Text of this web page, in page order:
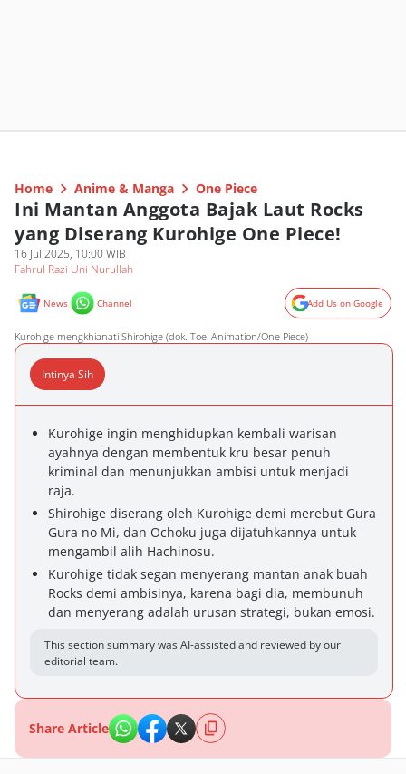
Home Anime & Manga One Piece
Ini Mantan Anggota Bajak Laut Rocks
yang Diserang Kurohige One Piece!
16 Jul 2025, 10:00 WIB
Fahrul Razi Uni Nurullah
News Channel Add Us on Google
Kurohige mengkhianati Shirohige (dok. Toei Animation/One Piece)
Intinya Sih
Kurohige ingin menghidupkan kembali warisan
ayahnya dengan membentuk kru besar penuh
kriminal dan menunjukkan ambisi untuk menjadi
raja.
Shirohige diserang oleh Kurohige demi merebut Gura
Gura no Mi, dan Ochoku juga dijatuhkannya untuk
mengambil alih Hachinosu.
Kurohige tidak segan menyerang mantan anak buah
Rocks demi ambisinya, karena bagi dia, membunuh
dan menyerang adalah urusan strategi, bukan emosi.
This section summary was AI-assisted and reviewed by our
editorial team.
Share Article